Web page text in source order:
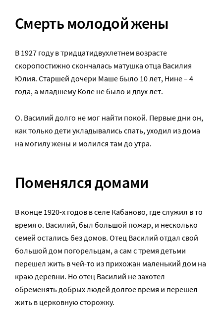
Смерть молодой жены
В 1927 году в тридцатидвухлетнем возрасте
скоропостижно скончалась матушка отца Василия
Юлия. Старшей дочери Маше было 10 лет, Нине – 4
года, а младшему Коле не было и двух лет.
О. Василий долго не мог найти покой. Первые дни он,
как только дети укладывались спать, уходил из дома
на могилу жены и молился там до утра.
Поменялся домами
В конце 1920-х годов в селе Кабаново, где служил в то
время о. Василий, был большой пожар, и несколько
семей остались без домов. Отец Василий отдал свой
большой дом погорельцам, а сам с тремя детьми
перешел жить в чей-то из прихожан маленький дом на
краю деревни. Но отец Василий не захотел
обременять добрых людей долгое время и перешел
жить в церковную сторожку.